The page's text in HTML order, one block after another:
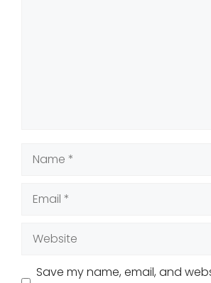
Name
Email
Website
Save my name, email, and